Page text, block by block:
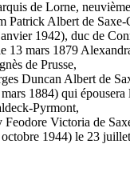
de Lorne,
Patrick Albert de Saxe-
1942), duc de
13 mars 1879
de Prusse,
Duncan Albert de
1884) qui
Pyrmont,
Feodore Victoria de
1944) le 23